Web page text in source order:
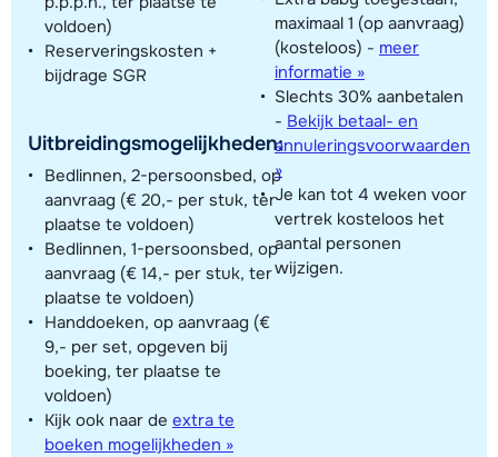
voldoen)
Reserveringskosten +
bijdrage SGR
Uitbreidingsmogelijkheden:
Bedlinnen, 2-persoonsbed, op
aanvraag (€ 20,- per stuk, ter
plaatse te voldoen)
Bedlinnen, 1-persoonsbed, op
aanvraag (€ 14,- per stuk, ter
plaatse te voldoen)
Handdoeken, op aanvraag (€
9,- per set, opgeven bij
boeking, ter plaatse te
voldoen)
Kijk ook naar de extra te
boeken mogelijkheden »
maximaal 1 (op aanvraag)
(kosteloos) - meer
informatie »
Slechts 30% aanbetalen
- Bekijk betaal- en
annuleringsvoorwaarden
»
Je kan tot 4 weken voor
vertrek kosteloos het
aantal personen
wijzigen.